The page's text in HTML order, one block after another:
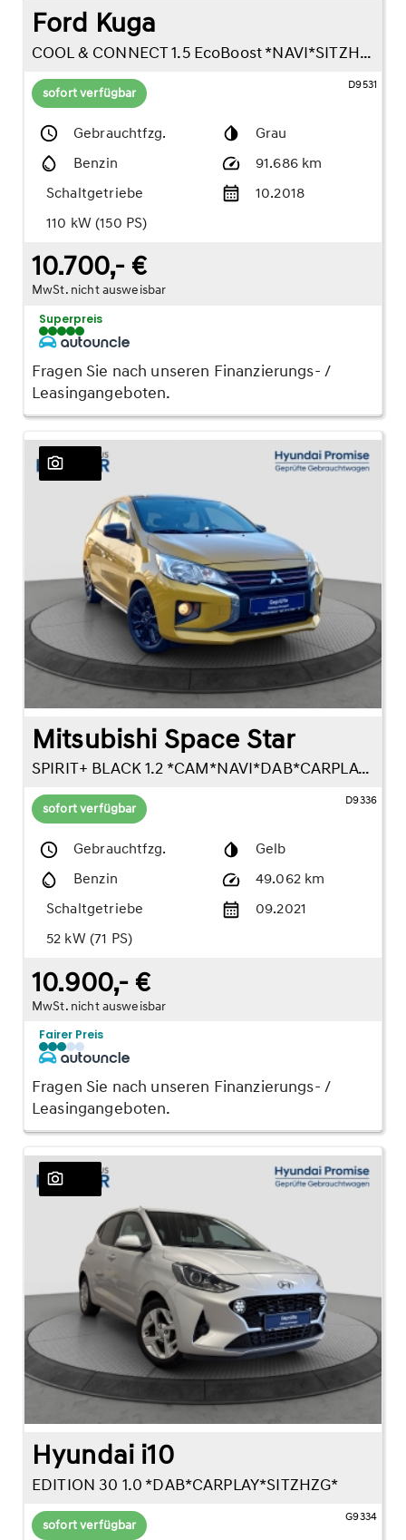
Ford Kuga
COOL & CONNECT 1.5 EcoBoost *NAVI*SITZHZG*KLIMA*
sofort verfügbar
D9531
Gebrauchtfzg.
Grau
Benzin
91.686 km
Schaltgetriebe
10.2018
110 kW (150 PS)
10.700,- €
MwSt. nicht ausweisbar
Superpreis
Fragen Sie nach unseren Finanzierungs- /
Leasingangeboten.
Mitsubishi Space Star
SPIRIT+ BLACK 1.2 *CAM*NAVI*DAB*CARPLAY*
sofort verfügbar
D9336
Gebrauchtfzg.
Gelb
Benzin
49.062 km
Schaltgetriebe
09.2021
52 kW (71 PS)
10.900,- €
MwSt. nicht ausweisbar
Fairer Preis
Fragen Sie nach unseren Finanzierungs- /
Leasingangeboten.
Hyundai i10
EDITION 30 1.0 *DAB*CARPLAY*SITZHZG*
sofort verfügbar
G9334